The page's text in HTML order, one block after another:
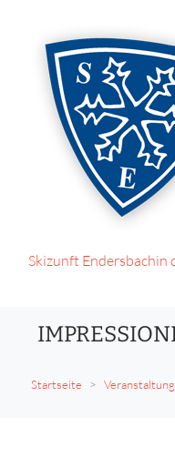
Skizunft Endersbachin
Startseite